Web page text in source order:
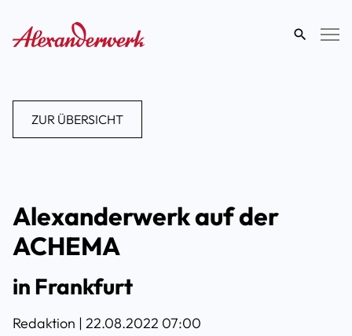
ZUR ÜBERSICHT
Alexanderwerk auf der
ACHEMA
in Frankfurt
Redaktion | 22.08.2022 07:00